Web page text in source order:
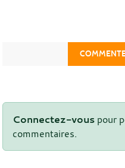
Connectez-vous pour
commentaires.